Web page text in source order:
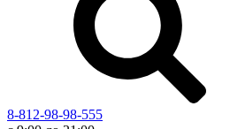
8-812-98-98-555